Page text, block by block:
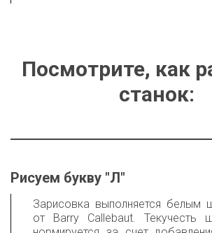
Посмотрите, как
станок:
Рисуем букву "Л"
Зарисовка выполняется белым
от Barry Callebaut. Текучесть